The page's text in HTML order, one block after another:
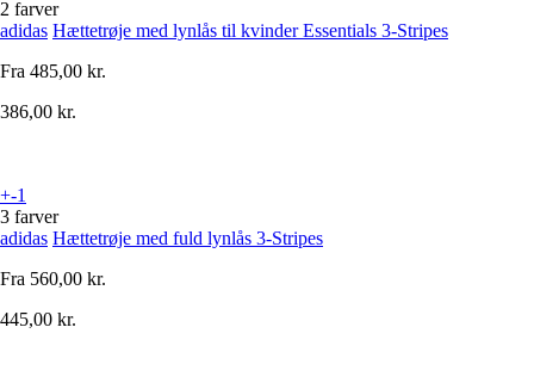
2 farver
adidas Hættetrøje med lynlås til kvinder Essentials 3-Stripes
Fra 485,00 kr.
386,00 kr.
+-1
3 farver
adidas Hættetrøje med fuld lynlås 3-Stripes
Fra 560,00 kr.
445,00 kr.